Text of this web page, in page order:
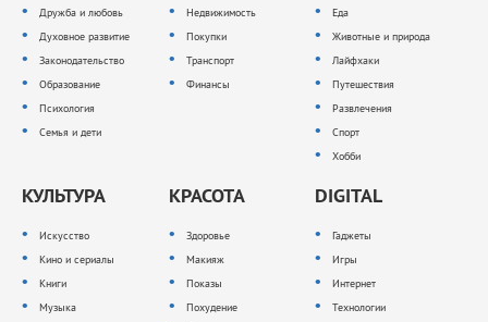
Дружба и любовь
Духовное развитие
Законодательство
Образование
Психология
Семья и дети
Недвижимость
Покупки
Транспорт
Финансы
Еда
Животные и природа
Лайфхаки
Путешествия
Развлечения
Спорт
Хобби
КУЛЬТУРА
Искусство
Кино и сериалы
Книги
Музыка
КРАСОТА
Здоровье
Макияж
Показы
Похудение
DIGITAL
Гаджеты
Игры
Интернет
Технологии